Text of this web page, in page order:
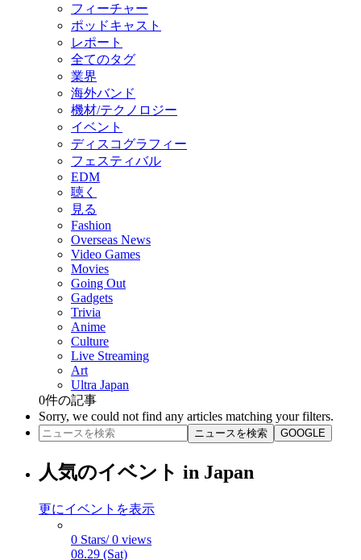
フィーチャー
ポッドキャスト
レポート
全てのタグ
業界
海外バンド
機材/テクノロジー
イベント
ディスコグラフィー
フェスティバル
EDM
聴く
見る
Fashion
Overseas News
Video Games
Movies
Going Out
Gadgets
Trivia
Anime
Culture
Live Streaming
Art
Ultra Japan
0件の記事
Sorry, we could not find any articles matching your filters.
ニュースを検索 GOOGLE
人気のイベント in Japan
更にイベントを表示
0 Stars/ 0 views
08.29 (Sat)